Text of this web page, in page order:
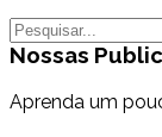
Nossas
Aprenda um